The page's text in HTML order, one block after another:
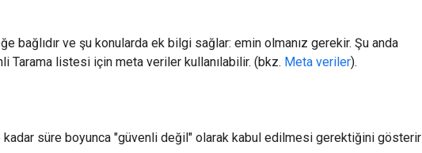
bağlıdır ve şu konularda ek bilgi sağlar: emin olmanız gerekir. Şu anda
Tarama listesi için meta veriler kullanılabilir. (bkz. Meta veriler).
kadar süre boyunca "güvenli değil" olarak kabul edilmesi gerektiğini gösterir